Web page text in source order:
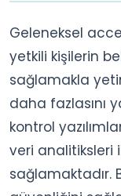
Geleneksel
yetkili kişilerin
sağlamakla
daha fazlasını
kontrol
veri analitiksleri
sağlamaktadır.